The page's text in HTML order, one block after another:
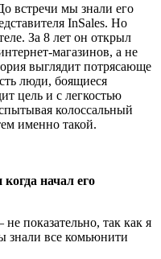
встречи мы знали его
InSales. Но
За 8 лет он открыл
магазинов, а не
выглядит потрясающе
люди, боящиеся
цель и с легкостью
колоссальный
именно такой.
начал его
показательно, так как я
знали все комьюнити